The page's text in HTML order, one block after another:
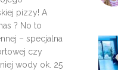
pizzy! A
? No to
– specjalna
czy
wody ok. 25